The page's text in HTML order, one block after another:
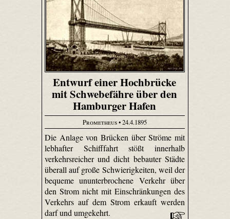
Entwurf einer Hochbrücke
mit Schwebefähre über den
Hamburger Hafen
Prometheus• 24.4.1895
Die Anlage von Brücken über Ströme mit
lebhafter Schifffahrt stößt innerhalb
verkehrsreicher und dicht bebauter Städte
überall auf große Schwierigkeiten, weil der
bequeme ununterbrochene Verkehr über
den Strom nicht mit Einschränkungen des
Verkehrs auf dem Strom erkauft werden
darf und umgekehrt.